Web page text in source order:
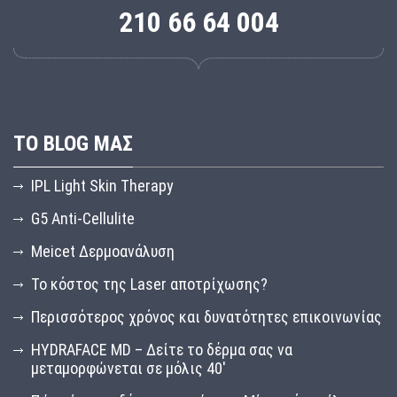
210 66 64 004
ΤΟ BLOG ΜΑΣ
IPL Light Skin Therapy
G5 Anti-Cellulite
Meicet Δερμοανάλυση
Το κόστος της Laser αποτρίχωσης?
Περισσότερος χρόνος και δυνατότητες επικοινωνίας
HYDRAFACE MD – Δείτε το δέρμα σας να
μεταμορφώνεται σε μόλις 40′